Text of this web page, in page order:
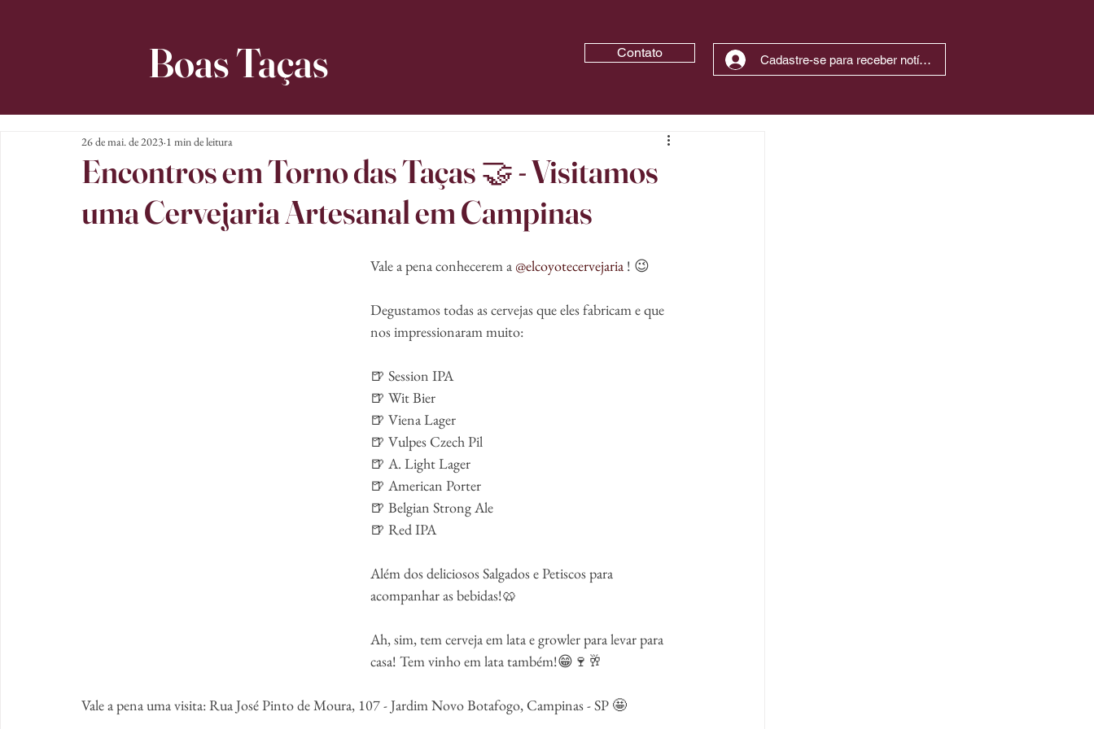
Boas Taças Contato Cadastre-se para receber notícias
Encontros em Torno das Taças 🤝 - Visitamos
uma Cervejaria Artesanal em Campinas
26 de mai. de 2023 1 min de leitura
Vale a pena conhecerem a @elcoyotecervejaria ! 😉
Degustamos todas as cervejas que eles fabricam e que
nos impressionaram muito:
🍺 Session IPA
🍺 Wit Bier
🍺 Viena Lager
🍺 Vulpes Czech Pil
🍺 A. Light Lager
🍺 American Porter
🍺 Belgian Strong Ale
🍺 Red IPA
Além dos deliciosos Salgados e Petiscos para
acompanhar as bebidas!🥨
Ah, sim, tem cerveja em lata e growler para levar para
casa! Tem vinho em lata também!😁🍷🥂
Vale a pena uma visita: Rua José Pinto de Moura, 107 - Jardim Novo Botafogo, Campinas - SP 🤩